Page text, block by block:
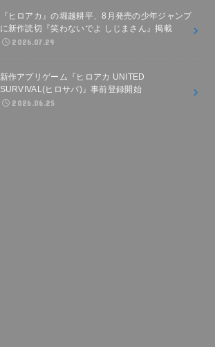
『ヒロアカ』の堀越耕平、8月発売の少年ジャンプ
に新作読切『笑わないでよ しじまさん』掲載
2026.07.29
新作アプリゲーム『ヒロアカ UNITED
SURVIVAL(ヒロサバ)』事前登録開始
2026.06.25